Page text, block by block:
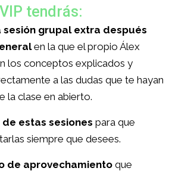
tendrás:
sesión grupal extra después
en la que el propio Álex
los conceptos explicados y
a las dudas que te hayan
la clase en abierto.
estas sesiones para que
siempre que desees.
de aprovechamientoque